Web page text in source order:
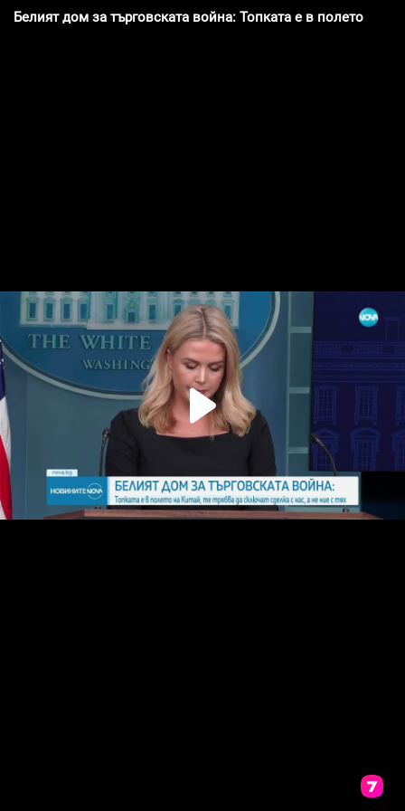
Белият дом за търговската война: Топката е в полето на